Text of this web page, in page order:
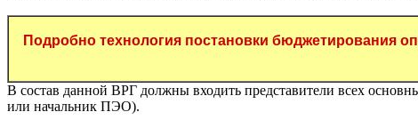
Подробно технология постановки бюджетирования
В состав данной ВРГ должны входить представители всех
или начальник ПЭО).